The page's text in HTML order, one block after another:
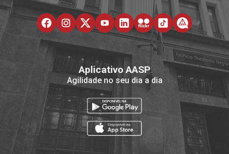
Aplicativo AASP
Agilidade no seu dia a dia